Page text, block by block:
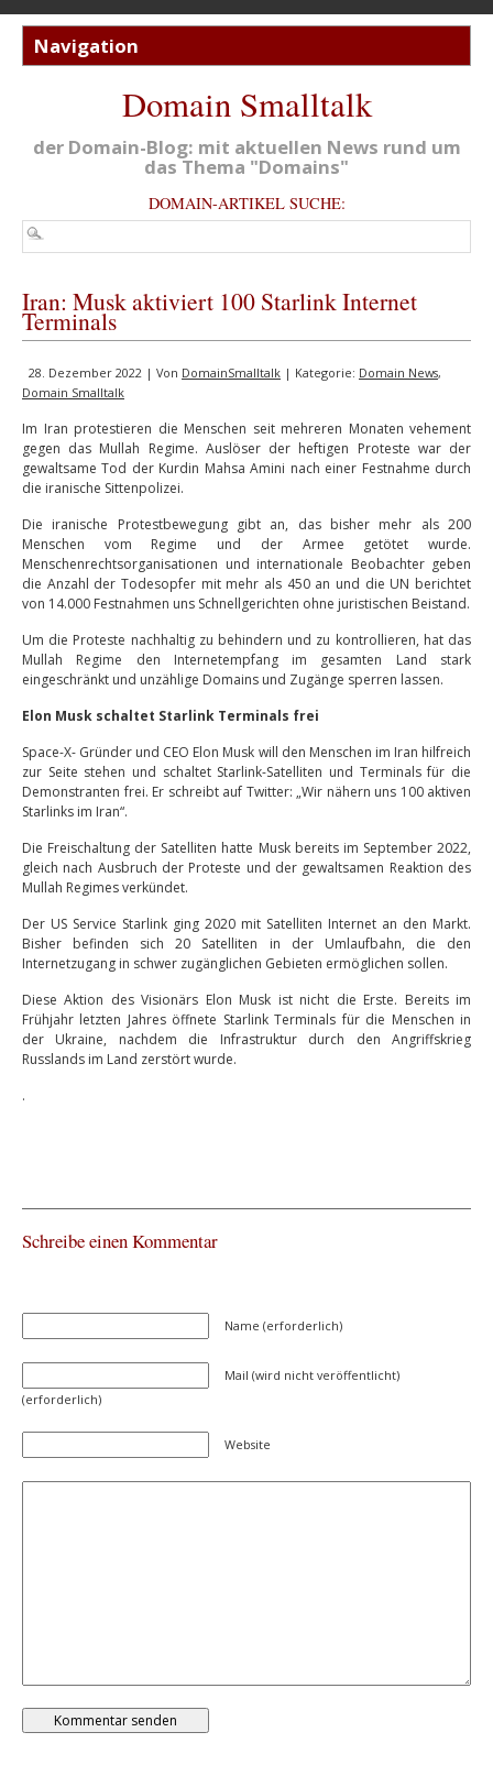
Domain Smalltalk
der Domain-Blog: mit aktuellen News rund um
das Thema "Domains"
DOMAIN-ARTIKEL SUCHE:
Iran: Musk aktiviert 100 Starlink Internet
Terminals
28. Dezember 2022 | Von DomainSmalltalk | Kategorie: Domain News,
Domain Smalltalk
Im Iran protestieren die Menschen seit mehreren Monaten vehement
gegen das Mullah Regime. Auslöser der heftigen Proteste war der
gewaltsame Tod der Kurdin Mahsa Amini nach einer Festnahme durch
die iranische Sittenpolizei.
Die iranische Protestbewegung gibt an, das bisher mehr als 200
Menschen vom Regime und der Armee getötet wurde.
Menschenrechtsorganisationen und internationale Beobachter geben
die Anzahl der Todesopfer mit mehr als 450 an und die UN berichtet
von 14.000 Festnahmen uns Schnellgerichten ohne juristischen Beistand.
Um die Proteste nachhaltig zu behindern und zu kontrollieren, hat das
Mullah Regime den Internetempfang im gesamten Land stark
eingeschränkt und unzählige Domains und Zugänge sperren lassen.
Elon Musk schaltet Starlink Terminals frei
Space-X- Gründer und CEO Elon Musk will den Menschen im Iran hilfreich
zur Seite stehen und schaltet Starlink-Satelliten und Terminals für die
Demonstranten frei. Er schreibt auf Twitter: „Wir nähern uns 100 aktiven
Starlinks im Iran“.
Die Freischaltung der Satelliten hatte Musk bereits im September 2022,
gleich nach Ausbruch der Proteste und der gewaltsamen Reaktion des
Mullah Regimes verkündet.
Der US Service Starlink ging 2020 mit Satelliten Internet an den Markt.
Bisher befinden sich 20 Satelliten in der Umlaufbahn, die den
Internetzugang in schwer zugänglichen Gebieten ermöglichen sollen.
Diese Aktion des Visionärs Elon Musk ist nicht die Erste. Bereits im
Frühjahr letzten Jahres öffnete Starlink Terminals für die Menschen in
der Ukraine, nachdem die Infrastruktur durch den Angriffskrieg
Russlands im Land zerstört wurde.
.
Schreibe einen Kommentar
Name (erforderlich)
Mail (wird nicht veröffentlicht)
(erforderlich)
Website